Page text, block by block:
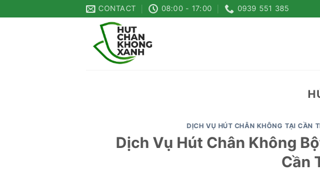
to
CONTACT 08:00 - 17:00 0939 551 385
DỊCH VỤ HÚT CHÂN KHÔNG TẠI CẦN
Dịch Vụ Hút Chân Không
Cần